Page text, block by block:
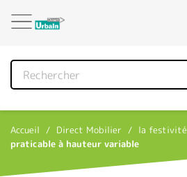
Accueil Direct Mobilier la festivité
praticable à hauteur variable